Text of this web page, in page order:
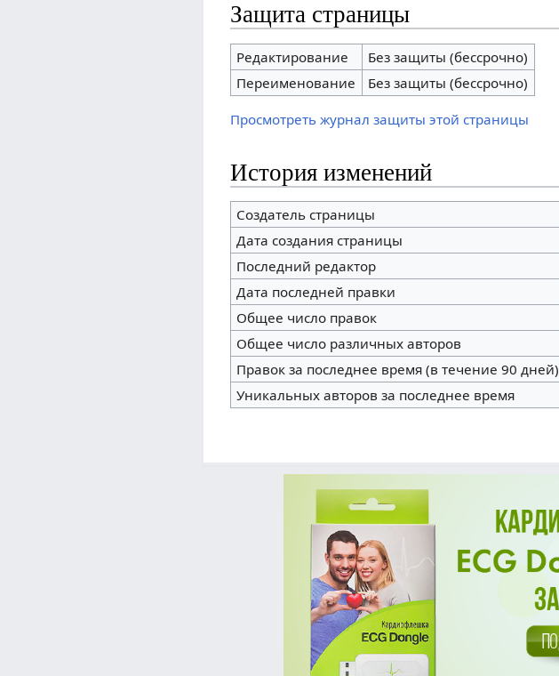
Защита страницы
Редактирование
Без защиты (бессрочно)
Переименование
Без защиты (бессрочно)
Просмотреть журнал защиты этой страницы
История изменений
Создатель страницы
Дата создания страницы
Последний редактор
Дата последней правки
Общее число правок
Общее число различных авторов
Правок за последнее время (в течение 90 дней)
Уникальных авторов за последнее время